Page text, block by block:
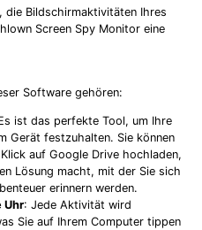
die Bildschirmaktivitäten Ihres
Screen Spy Monitor eine
Software gehören:
ist das perfekte Tool, um Ihre
Gerät festzuhalten. Sie können
auf Google Drive hochladen,
Lösung macht, mit der Sie sich
erinnern werden.
Uhr: Jede Aktivität wird
Sie auf Ihrem Computer tippen